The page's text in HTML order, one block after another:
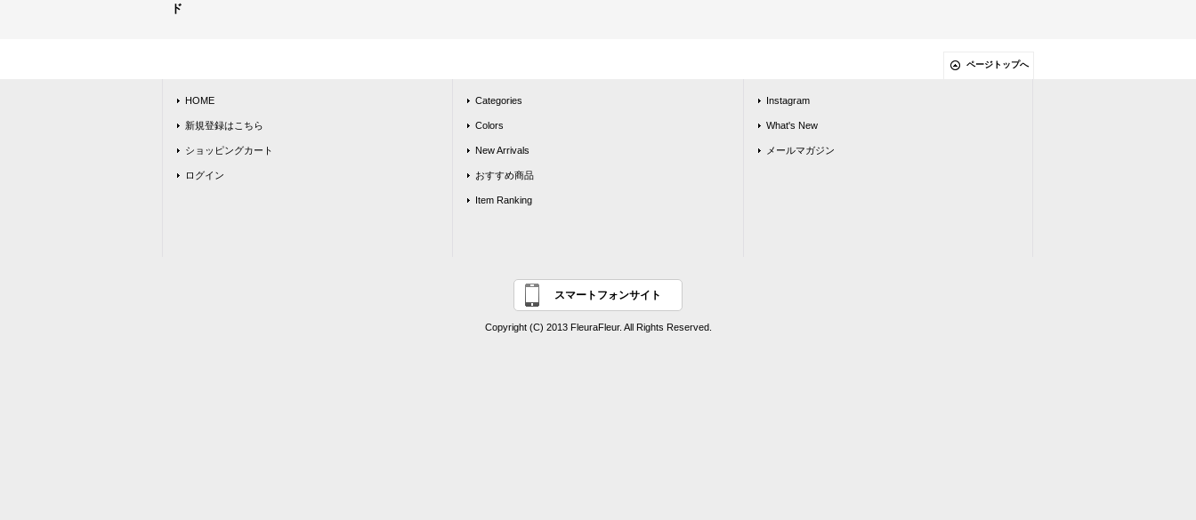
ド
ページトップへ
HOME
新規登録はこちら
ショッピングカート
ログイン
Categories
Colors
New Arrivals
おすすめ商品
Item Ranking
Instagram
What's New
メールマガジン
スマートフォンサイト
Copyright (C) 2013 FleuraFleur. All Rights Reserved.